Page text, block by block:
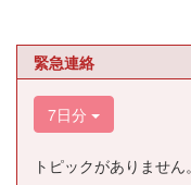
緊急連絡
7日分
トピックがありません。